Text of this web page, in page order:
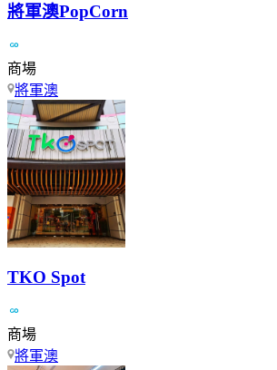
將軍澳PopCorn
商場
將軍澳
TKO Spot
商場
將軍澳